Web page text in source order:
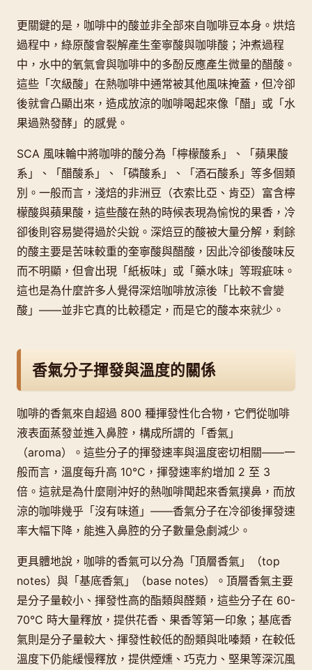
更關鍵的是，咖啡中的酸並非全部來自咖啡豆本身。烘焙
過程中，綠原酸會裂解產生奎寧酸與咖啡酸；沖煮過程
中，水中的氧氣會與咖啡中的多酚反應產生微量的醋酸。
這些「次級酸」在熱咖啡中通常被其他風味掩蓋，但冷卻
後就會凸顯出來，造成放涼的咖啡喝起來像「醋」或「水
果過熟發酵」的感覺。
SCA 風味輪中將咖啡的酸分為「檸檬酸系」、「蘋果酸
系」、「醋酸系」、「磷酸系」、「酒石酸系」等多個類
別。一般而言，淺焙的非洲豆（衣索比亞、肯亞）富含檸
檬酸與蘋果酸，這些酸在熱的時候表現為愉悅的果香，冷
卻後則容易變得過於尖銳。深焙豆的酸被大量分解，剩餘
的酸主要是苦味較重的奎寧酸與醋酸，因此冷卻後酸味反
而不明顯，但會出現「紙板味」或「藥水味」等瑕疵味。
這也是為什麼許多人覺得深焙咖啡放涼後「比較不會變
酸」——並非它真的比較穩定，而是它的酸本來就少。
香氣分子揮發與溫度的關係
咖啡的香氣來自超過 800 種揮發性化合物，它們從咖啡
液表面蒸發並進入鼻腔，構成所謂的「香氣」
（aroma）。這些分子的揮發速率與溫度密切相關——一
般而言，溫度每升高 10°C，揮發速率約增加 2 至 3
倍。這就是為什麼剛沖好的熱咖啡聞起來香氣撲鼻，而放
涼的咖啡幾乎「沒有味道」——香氣分子在冷卻後揮發速
率大幅下降，能進入鼻腔的分子數量急劇減少。
更具體地說，咖啡的香氣可以分為「頂層香氣」（top
notes）與「基底香氣」（base notes）。頂層香氣主要
是分子量較小、揮發性高的酯類與醛類，這些分子在 60-
70°C 時大量釋放，提供花香、果香等第一印象；基底香
氣則是分子量較大、揮發性較低的酚類與吡嗪類，在較低
溫度下仍能緩慢釋放，提供煙燻、巧克力、堅果等深沉風